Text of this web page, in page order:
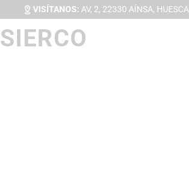
VISÍTANOS: AV, 2, 22330 AÍNSA, HUESCA
SIERCO